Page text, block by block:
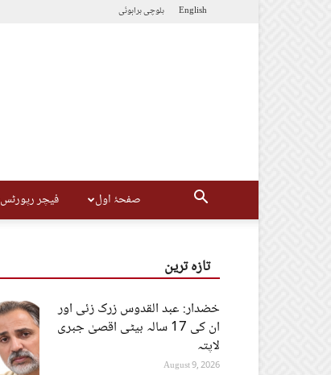
English بلوچیبراہوئی
صفحۂ اول فیچر رپورٹس
تازہ ترین
خضدار: عبد القدوس زرک زئی اور
ان کی 17 سالہ بیٹی اقصیٰ جبری
لاپتہ
August 9, 2026